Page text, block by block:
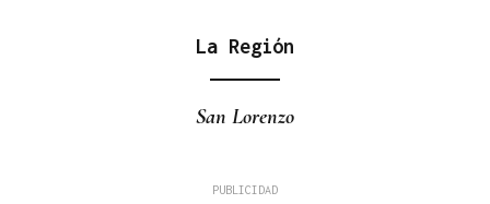
La Región
San Lorenzo